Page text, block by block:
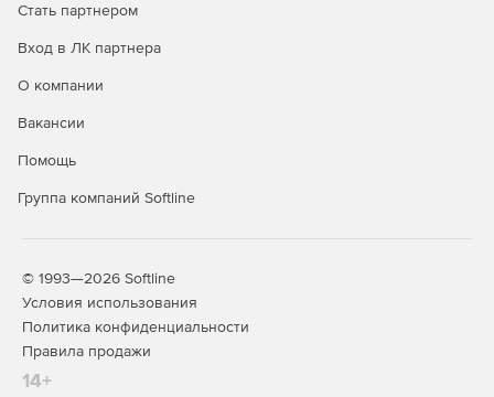
Стать партнером
Вход в ЛК партнера
О компании
Вакансии
Помощь
Группа компаний Softline
© 1993—2026 Softline
Условия использования
Политика конфиденциальности
Правила продажи
14+